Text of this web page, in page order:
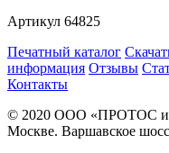
Артикул 64825
Печатный каталог
информация Отзывы
Контакты
© 2020 ООО «ПРОТОС и
Москве. Варшавское